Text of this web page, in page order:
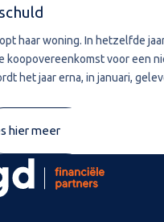
haar woning. In hetzelfde
koopovereenkomst voor een
het jaar erna, in januari,
van
hier meer